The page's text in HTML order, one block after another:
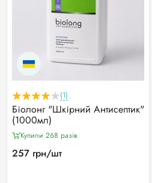
(1)
Біолонг "Шкірний Антисептик"
(1000мл)
Купили 268 разiв
257 грн/шт